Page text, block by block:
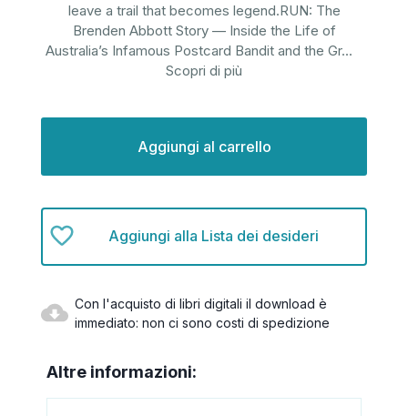
leave a trail that becomes legend.RUN: The
Brenden Abbott Story — Inside the Life of
Australia’s Infamous Postcard Bandit and the Gr...
Scopri di più
Aggiungi alla Lista dei desideri
Con l'acquisto di libri digitali il download è
immediato: non ci sono costi di spedizione
Altre informazioni: